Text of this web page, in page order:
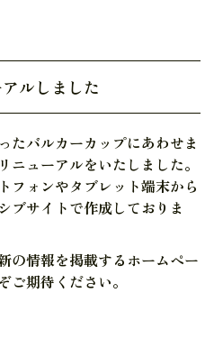
ルしました
たバルカーカップにあわせま
ニューアルをいたしました。
フォンやタブレット端末から
ブサイトで作成しておりま
の情報を掲載するホームペー
ご期待ください。